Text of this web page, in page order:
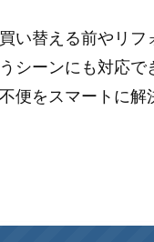
い替える前やリ
シーンにも対応で
便をスマートに解